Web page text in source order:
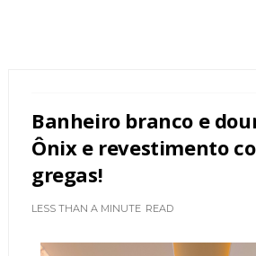
Banheiro branco e
Ônix e revestimento
gregas!
LESS THAN A MINUTE READ